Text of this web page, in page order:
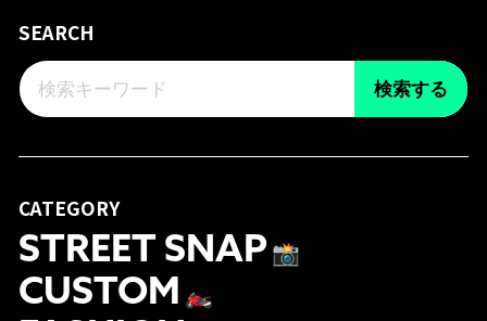
SEARCH
検索する
CATEGORY
STREET SNAP 📸
CUSTOM 🏍